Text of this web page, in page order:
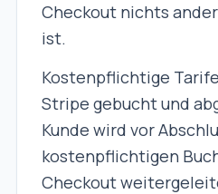
Checkout nichts
ist.
Kostenpflichtige
Stripe gebucht und
Kunde wird vor
kostenpflichtigen
Checkout